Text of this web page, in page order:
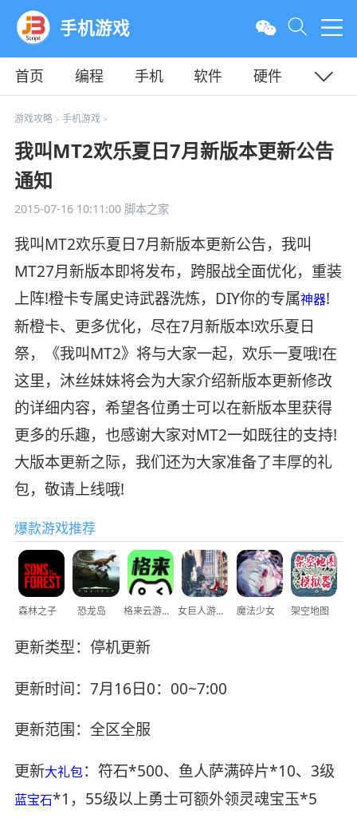
手机游戏
首页 编程 手机 软件
硬件
教程
平面
游戏攻略> 手机游戏>
我叫MT2欢乐夏日7月新版本更新公告
通知
2015-07-16 10:11:00脚本之家
我叫MT2欢乐夏日7月新版本更新公告，我叫
MT27月新版本即将发布，跨服战全面优化，重装
上阵!橙卡专属史诗武器洗炼，DIY你的专属神器!
新橙卡、更多优化，尽在7月新版本!欢乐夏日
祭，《我叫MT2》将与大家一起，欢乐一夏哦!在
这里，沐丝妹妹将会为大家介绍新版本更新修改
的详细内容，希望各位勇士可以在新版本里获得
更多的乐趣，也感谢大家对MT2一如既往的支持!
大版本更新之际，我们还为大家准备了丰厚的礼
包，敬请上线哦!
爆款游戏推荐
森林之子 恐龙岛 格来云游戏 女巨人游乐场 魔法少女 架空地图
更新类型：停机更新
更新时间：7月16日0：00~7:00
更新范围：全区全服
更新大礼包：符石*500、鱼人萨满碎片*10、3级
蓝宝石*1，55级以上勇士可额外领灵魂宝玉*5